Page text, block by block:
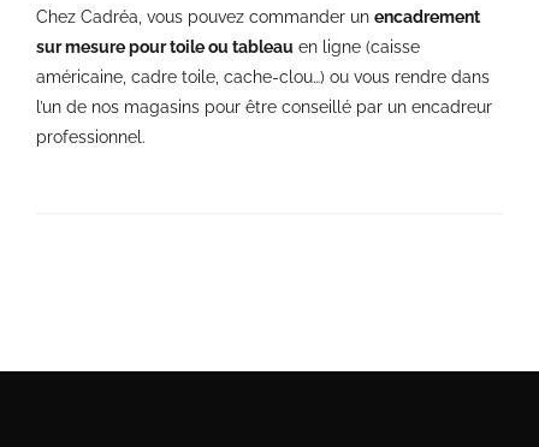
Chez Cadréa, vous pouvez commander un encadrement
sur mesure pour toile ou tableau en ligne (caisse
américaine, cadre toile, cache-clou…) ou vous rendre dans
l’un de nos magasins pour être conseillé par un encadreur
professionnel.